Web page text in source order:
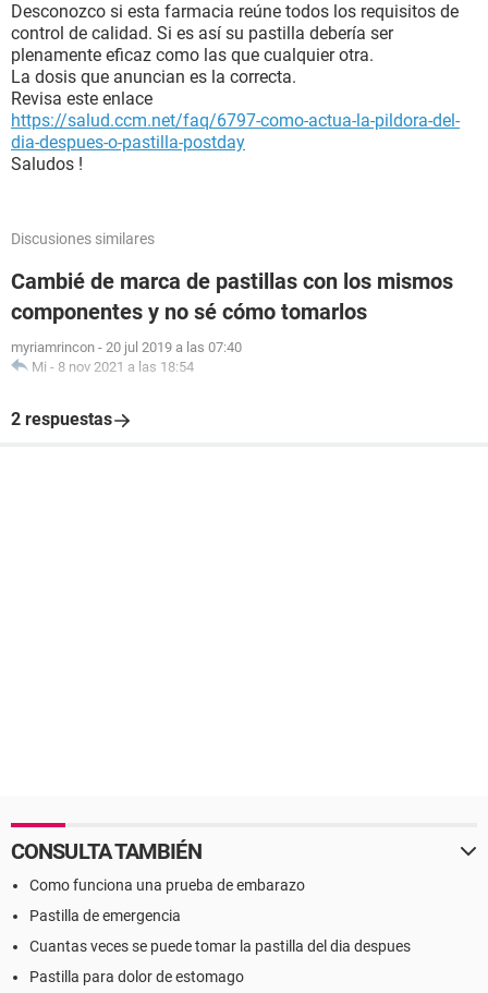
Desconozco si esta farmacia reúne todos los requisitos de
control de calidad. Si es así su pastilla debería ser
plenamente eficaz como las que cualquier otra.
La dosis que anuncian es la correcta.
Revisa este enlace
https://salud.ccm.net/faq/6797-como-actua-la-pildora-del-
dia-despues-o-pastilla-postday
Saludos !
Discusiones similares
Cambié de marca de pastillas con los mismos
componentes y no sé cómo tomarlos
myriamrincon - 20 jul 2019 a las 07:40
Mi - 8 nov 2021 a las 18:54
2 respuestas
CONSULTA TAMBIÉN
Como funciona una prueba de embarazo
Pastilla de emergencia
Cuantas veces se puede tomar la pastilla del dia despues
Pastilla para dolor de estomago